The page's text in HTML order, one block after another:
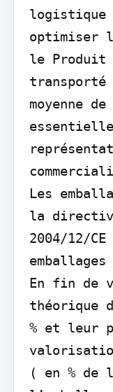
logistique
optimiser
le Produit
transporté
moyenne
Les
la
2004/12/
En fin de
théorique
% et leur
( en % de